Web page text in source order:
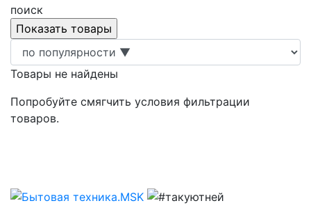
поиск
Товары не найдены
Попробуйте смягчить условия фильтрации
товаров.